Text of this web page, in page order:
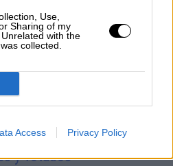
Use,
Sharing of my
with the
collected.
Access Privacy Policy
del riesgo de
guerra mundial?
Frutos Rosado y Gabinete
y votados